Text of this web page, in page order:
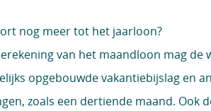
nog meer tot het jaarloon?
van het maandloon mag
opgebouwde vakantiebijslag en
zoals een dertiende maand. Ook